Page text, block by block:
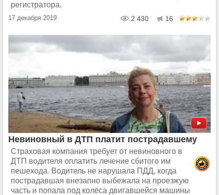
регистратора.
17 декабря 2019 2 430 16
Невиновный в ДТП платит пострадавшему
Страховая компания требует от невиновного в
ДТП водителя оплатить лечение сбитого им
пешехода. Водитель не нарушала ПДД, когда
пострадавшая внезапно выбежала на проезжую
часть и попала под колёса двигавшейся машины